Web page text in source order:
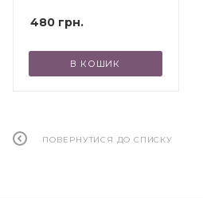
480 грн.
В КОШИК
ПОВЕРНУТИСЯ ДО СПИСКУ